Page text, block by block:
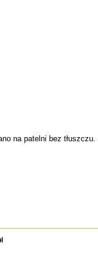
na patelni bez